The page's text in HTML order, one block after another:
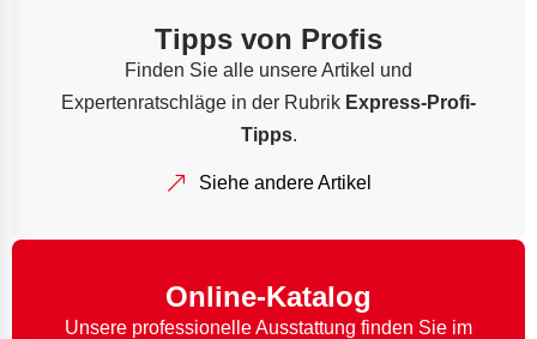
Tipps von Profis
Finden Sie alle unsere Artikel und
Expertenratschläge in der Rubrik Express-Profi-
Tipps.
Siehe andere Artikel
Online-Katalog
Unsere professionelle Ausstattung finden Sie im